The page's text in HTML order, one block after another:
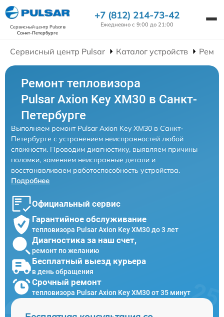
Сервисный центр Pulsarв
Санкт-Петербурге
+7 (812) 214-73-42
Ежедневно с 9:00 до 21:00
Сервисный центр Pulsar Каталог устройств
Ремонт тепловизора
Pulsar Axion Key XM30 в Санкт-
Петербурге
Выполняем ремонт Pulsar Axion Key XM30 в Санкт-
Петербурге с устранением неисправностей любой
сложности. Проводим диагностику, выявляем причины
поломки, заменяем неисправные детали и
восстанавливаем работоспособность устройства.
Подробнее
Официальный сервис
Гарантийное обслуживание
тепловизора Pulsar Axion Key XM30 до 3 лет
Диагностика за наш счет,
ремонт по желанию
Бесплатный выезд курьера
в день обращения
Срочный ремонт
тепловизора Pulsar Axion Key XM30 от 35 минут